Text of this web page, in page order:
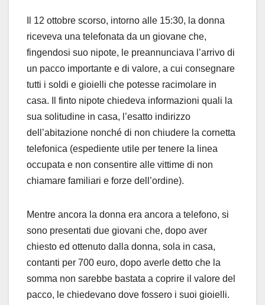
Il 12 ottobre scorso, intorno alle 15:30, la donna
riceveva una telefonata da un giovane che,
fingendosi suo nipote, le preannunciava l’arrivo di
un pacco importante e di valore, a cui consegnare
tutti i soldi e gioielli che potesse racimolare in
casa. Il finto nipote chiedeva informazioni quali la
sua solitudine in casa, l’esatto indirizzo
dell’abitazione nonché di non chiudere la cornetta
telefonica (espediente utile per tenere la linea
occupata e non consentire alle vittime di non
chiamare familiari e forze dell’ordine).
Mentre ancora la donna era ancora a telefono, si
sono presentati due giovani che, dopo aver
chiesto ed ottenuto dalla donna, sola in casa,
contanti per 700 euro, dopo averle detto che la
somma non sarebbe bastata a coprire il valore del
pacco, le chiedevano dove fossero i suoi gioielli.